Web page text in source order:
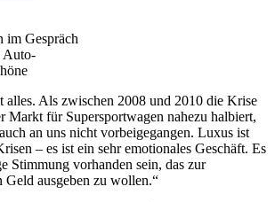
im Gespräch
Auto-
alles. Als zwischen 2008 und 2010 die Krise
Markt für Supersportwagen nahezu halbiert,
an uns nicht vorbeigegangen. Luxus ist
– es ist ein sehr emotionales Geschäft. Es
Stimmung vorhanden sein, das zur
Geld ausgeben zu wollen.“